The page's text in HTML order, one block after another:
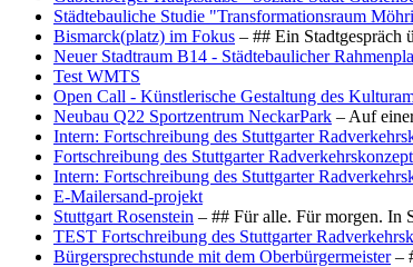
Städtebauliche Studie "Transformationsraum
Bismarck(platz) im Fokus – ## Ein
Neuer Stadtraum B14 - Städtebaulicher
Test WMTS
Open Call - Künstlerische Gestaltung des
Neubau Q22 Sportzentrum NeckarPark – Auf
Intern: Fortschreibung des Stuttgarter
Fortschreibung des Stuttgarter
Intern: Fortschreibung des Stuttgarter
E-Mailersand-projekt
Stuttgart Rosenstein – ## Für alle. Für morgen. In
TEST Fortschreibung des Stuttgarter
Bürgersprechstunde mit dem Oberbürgermeister–